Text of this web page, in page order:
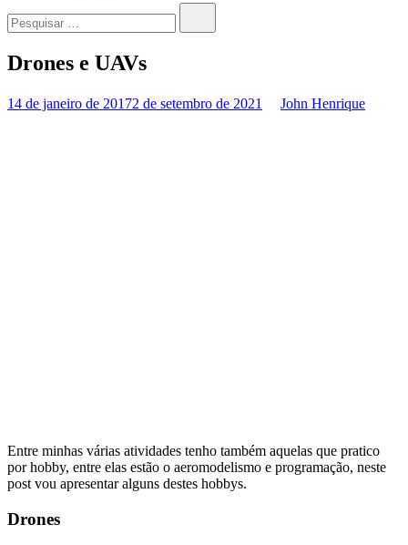
Drones e UAVs
14 de janeiro de 20172 de setembro de 2021 John Henrique
Entre minhas várias atividades tenho também aquelas que pratico
por hobby, entre elas estão o aeromodelismo e programação, neste
post vou apresentar alguns destes hobbys.
Drones